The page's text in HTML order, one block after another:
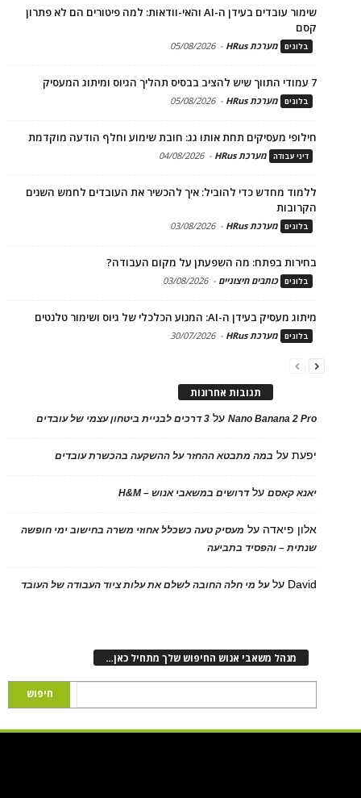
שימור עובדים בעידן ה-AI והאי-וודאות: למה פיטורים הם לא פתרון
קסם
בלוגים מערכת HRus -
05/08/2026
7 עמודי התווך שיש להציב בבסיס תהליך הגיוס ומיתוג המעסיק
בלוגים מערכת HRus -
05/08/2026
חילופי מעסיקים תחת אותו גג: חובת שימוע וחלף הודעה מוקדמת
דיני עבודה מערכת HRus -
04/08/2026
ללמוד מחדש כדי להוביל: איך להכשיר את העובדים לחמש השנים
הקרובות
בלוגים מערכת HRus -
03/08/2026
בחירות בפתח: מה השפעתן על מקום העבודה?
בלוגים כותבים חיצוניים -
03/08/2026
מיתוג מעסיק בעידן ה-AI: המנוע הכלכלי של גיוס ושימור טלנטים
בלוגים מערכת HRus -
30/07/2026
תגובות אחרונות
Nano Banana 2 Proעל 3 דרכים לבניית ביטחון עצמי של עובדים
יפעתעל במה מתבטא ההחזר על ההשקעה בהכשרת עובדים
יאנא קאסםעלדרושים במשאבי אנוש – H&M
אלון פיאדה על מעסיק טעה כשכלל אחוזי משרה בחישוב ימי חופשה
שנתית – והפסיד בתביעה
David עלעל מי חלה החובה לשלם את עלות ציוד העבודה של העובד
מנהל משאבי אנוש החיפוש שלך מתחיל כאן…